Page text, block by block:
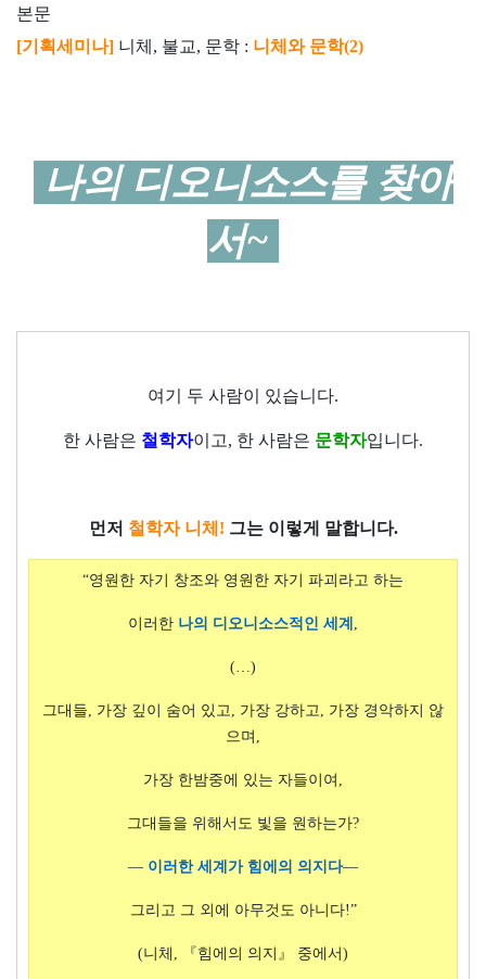
본문
[기획세미나] 니체 , 불교, 문학 : 니체와 문학(2)
나의 디오니소스를 찾아
서~
여기 두 사람이 있습니다.
한 사람은 철학자이고, 한 사람은 문학자입니다.
먼저 철학자 니체 ! 그는 이렇게 말합니다.
“영원한 자기 창조와 영원한 자기 파괴라고 하는
이러한 나의 디오니소스적인 세계 ,
(…)
그대들, 가장 깊이 숨어 있고, 가장 강하고, 가장 경악하지 않
으며 ,
가장 한밤중에 있는 자들이여 ,
그대들을 위해서도 빛을 원하는가?
— 이러한 세계가 힘에의 의지다—
그리고 그 외에 아무것도 아니다!”
(니체 , 『 힘에의 의지 』 중에서 )